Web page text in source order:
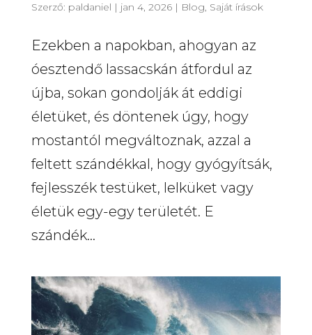
Szerző: paldaniel | jan 4, 2026| Blog, Saját írások
Ezekben a napokban, ahogyan az
óesztendő lassacskán átfordul az
újba, sokan gondolják át eddigi
életüket, és döntenek úgy, hogy
mostantól megváltoznak, azzal a
feltett szándékkal, hogy gyógyítsák,
fejlesszék testüket, lelküket vagy
életük egy-egy területét. E
szándék...